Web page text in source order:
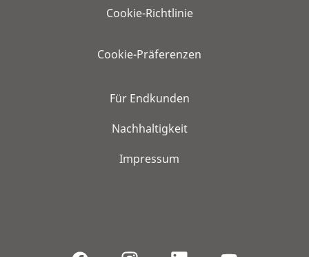
Cookie-Richtlinie
Cookie-Präferenzen
Für Endkunden
Nachhaltigkeit
Impressum